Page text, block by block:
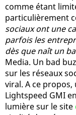
comme étant
particulièrement
sociaux ont une
parfois les
dès que naît un
Media. Un bad
sur les réseaux
viral. A ce
Lightspeed GMI
lumière sur le site